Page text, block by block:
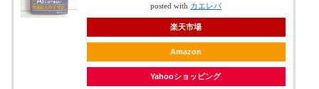
posted with カエレバ
楽天市場
Amazon
Yahooショッピング